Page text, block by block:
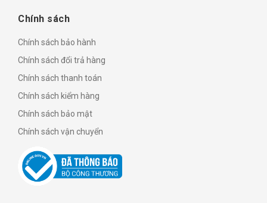
Chính sách
Chính sách bảo hành
Chính sách đổi trả hàng
Chính sách thanh toán
Chính sách kiểm hàng
Chính sách bảo mật
Chính sách vận chuyển